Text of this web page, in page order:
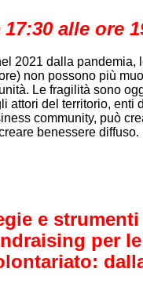
alle ore
2021 dalla pandemia,
non possono più
Le fragilità sono
attori del territorio, enti
community, può
benessere diffuso.
e
per le